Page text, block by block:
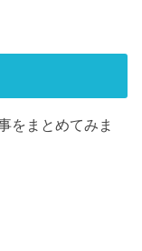
をまとめてみま